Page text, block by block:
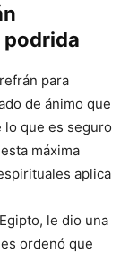
podrida
para
de ánimo que
lo que es seguro
máxima
aplica
le dio una
ordenó que